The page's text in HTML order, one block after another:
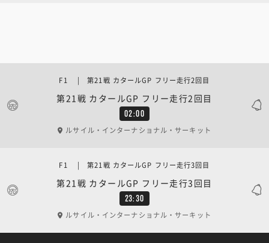
02:00
第21戦 カタールGP フリー走行2回目
F1 | 第21戦 カタールGP フリー走行2回目
ルサイル・インターナショナル・サーキット
23:30
第21戦 カタールGP フリー走行3回目
F1 | 第21戦 カタールGP フリー走行3回目
ルサイル・インターナショナル・サーキット